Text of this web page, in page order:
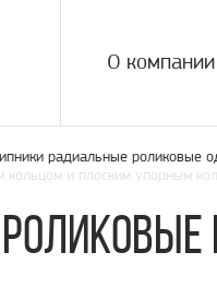
О компании
радиальные роликовые
кольцом и плоским упорным